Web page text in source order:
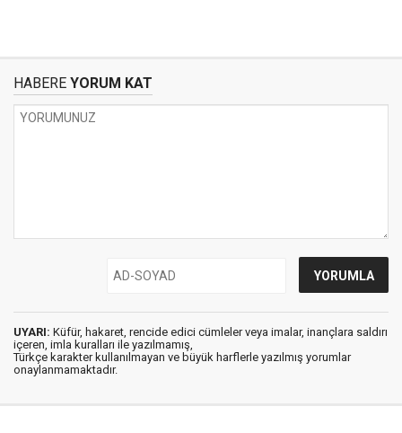
HABERE YORUM KAT
UYARI: Küfür, hakaret, rencide edici cümleler veya imalar, inançlara saldırı
içeren, imla kuralları ile yazılmamış,
Türkçe karakter kullanılmayan ve büyük harflerle yazılmış yorumlar
onaylanmamaktadır.